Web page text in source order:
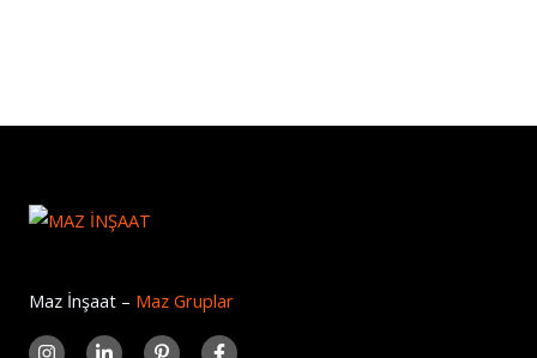
Maz İnşaat – Maz Gruplar